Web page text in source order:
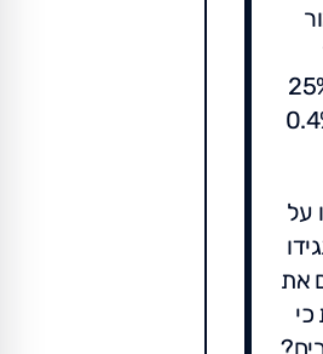
25%
0.4%
על
את